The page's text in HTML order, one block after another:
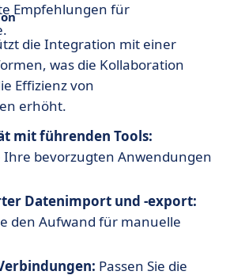
Empfehlungen für
die Integration mit einer
was die Kollaboration
Effizienz von
erhöht.
mit führenden Tools:
Ihre bevorzugten Anwendungen
Datenimport und -export:
den Aufwand für manuelle
Passen Sie die